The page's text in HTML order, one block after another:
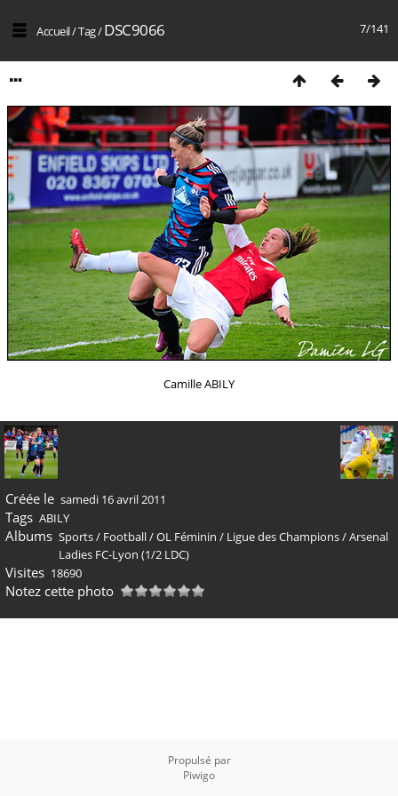
7/141
Accueil/Tag/DSC9066
Camille ABILY
Créée le samedi 16 avril 2011
Tags ABILY
Albums Sports/ Football/OL Féminin / Ligue des Champions/Arsenal
Ladies FC-Lyon (1/2 LDC)
Visites 18690
Notez cette photo
Propulsé par
Piwigo